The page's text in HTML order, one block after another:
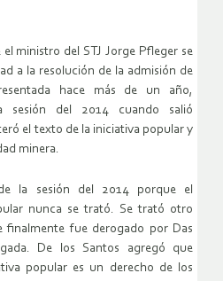
ministro del STJ Jorge Pfleger se
a la resolución de la admisión de
hace más de un año,
sesión del 2014 cuando salió
el texto de la iniciativa popular y
minera.
la sesión del 2014 porque el
nunca se trató. Se trató otro
finalmente fue derogado por Das
De los Santos agregó que
popular es un derecho de los